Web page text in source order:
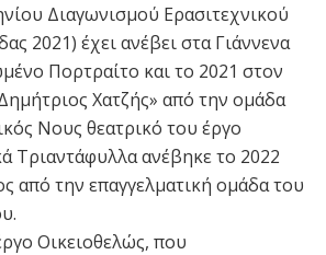
Διαγωνισμού Ερασιτεχνικού
2021) έχει ανέβει στα Γιάννενα
Πορτραίτο και το 2021 στον
Χατζής» από την ομάδα
Νους θεατρικό του έργο
Τριαντάφυλλα ανέβηκε το 2022
από την επαγγελματική ομάδα του
Οικειοθελώς, που